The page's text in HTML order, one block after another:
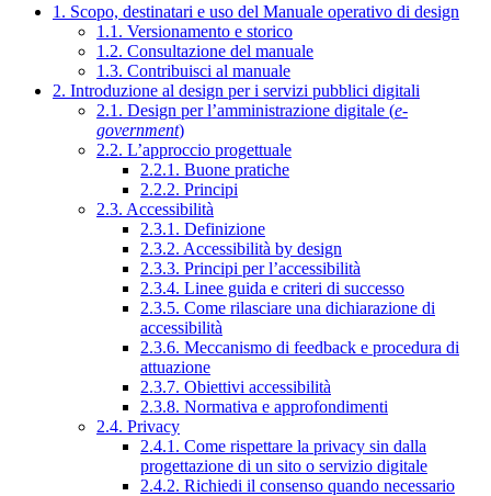
1. Scopo, destinatari e uso del Manuale operativo di design
1.1. Versionamento e storico
1.2. Consultazione del manuale
1.3. Contribuisci al manuale
2. Introduzione al design per i servizi pubblici digitali
2.1. Design per l’amministrazione digitale (e-
government)
2.2. L’approccio progettuale
2.2.1. Buone pratiche
2.2.2. Principi
2.3. Accessibilità
2.3.1. Definizione
2.3.2. Accessibilità by design
2.3.3. Principi per l’accessibilità
2.3.4. Linee guida e criteri di successo
2.3.5. Come rilasciare una dichiarazione di
accessibilità
2.3.6. Meccanismo di feedback e procedura di
attuazione
2.3.7. Obiettivi accessibilità
2.3.8. Normativa e approfondimenti
2.4. Privacy
2.4.1. Come rispettare la privacy sin dalla
progettazione di un sito o servizio digitale
2.4.2. Richiedi il consenso quando necessario